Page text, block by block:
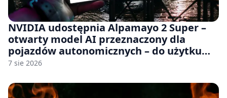
NVIDIA udostępnia Alpamayo 2 Super –
otwarty model AI przeznaczony dla
pojazdów autonomicznych – do użytku
komercyjnego
7 sie 2026